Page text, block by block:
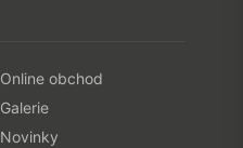
Online obchod
Galerie
Novinky